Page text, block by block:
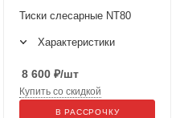
Тиски слесарные NT80
Характеристики
8 600 ₽/шт
Купить со скидкой
В РАССРОЧКУ